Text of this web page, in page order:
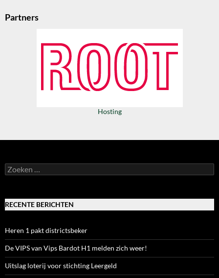
Partners
Hosting
Zoeken
naar:
RECENTE BERICHTEN
Heren 1 pakt districtsbeker
De VIPS van Vips Bardot H1 melden zich weer!
Uitslag loterij voor stichting Leergeld